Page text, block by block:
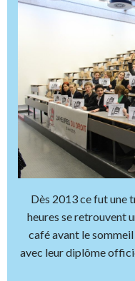
Dès 2013 ce fut une
heures se retrouvent
café avant le
avec leur diplôme